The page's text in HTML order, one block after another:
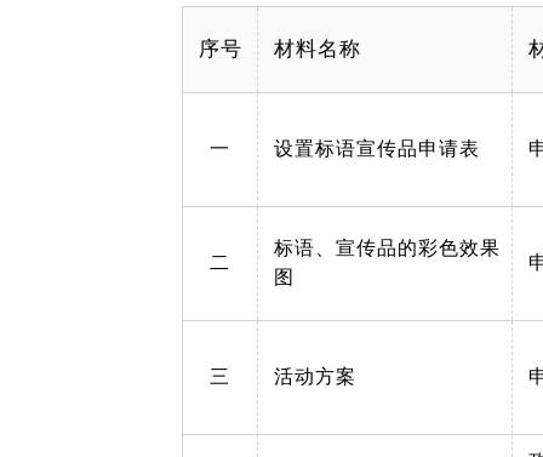
序号 材料名称
一 设置标语宣传品申请表
二
标语、宣传品的彩色效果
图
三 活动方案